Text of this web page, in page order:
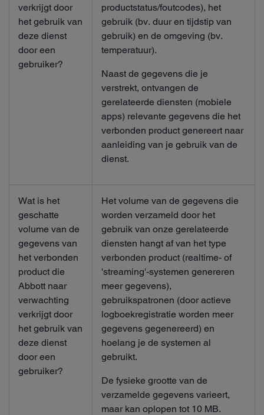
verkrijgt door
het gebruik van
deze dienst
door een
gebruiker?
productstatus/foutcodes), het
gebruik (bv. duur en tijdstip van
gebruik) en de omgeving (bv.
temperatuur).
Naast de gegevens die je
verstrekt, ontvangen de
gerelateerde diensten (mobiele
apps) relevante gegevens die het
verbonden product genereert naar
aanleiding van je gebruik van de
dienst.
Wat is het
geschatte
volume van de
gegevens van
het verbonden
product die
Abbott naar
verwachting
verkrijgt door
het gebruik van
deze dienst
door een
gebruiker?
Het volume van de gegevens die
worden verzameld door het
gebruik van onze gerelateerde
diensten hangt af van het type
verbonden product (realtime- of
'streaming'-systemen genereren
meer gegevens),
gebruikspatronen (door actieve
logboekregistratie worden meer
gegevens gegenereerd) en
hoelang je de systemen al
gebruikt.
De fysieke grootte van de
verzamelde gegevens varieert,
maar kan oplopen tot 10 MB.